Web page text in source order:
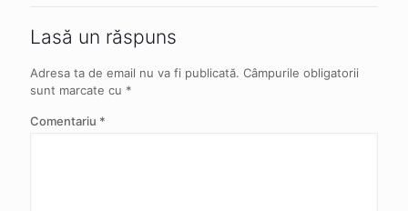
Lasă un răspuns
Adresa ta de email nu va fi publicată. Câmpurile obligatorii
sunt marcate cu *
Comentariu *